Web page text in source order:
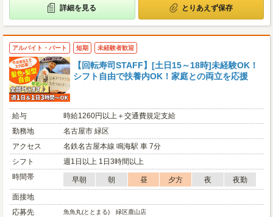
詳細を見る とりあえず保存
アルバイト・パート 短期 未経験者歓迎
【回転寿司STAFF】[土日15～18時]未経験OK！
シフト自由で扶養内OK！家庭との両立を応援
給与
時給1260円以上＋交通費規定支給
勤務地
名古屋市 緑区
アクセス
名鉄名古屋本線 鳴海駅 車 7分
シフト
週1日以上 1日3時間以上
時間帯
早朝 朝 昼 夕方 夜
夜勤
面接地
応募先
魚魚丸(ととまる) 緑区鹿山店